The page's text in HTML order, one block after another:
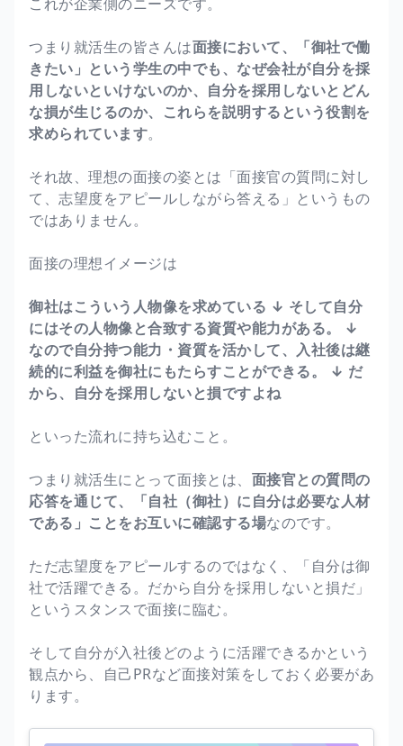
つまり就活生の皆さんは面接において、「御社で働
きたい」という学生の中でも、なぜ会社が自分を採
用しないといけないのか、自分を採用しないとどん
な損が生じるのか、これらを説明するという役割を
求められています。
それ故、理想の面接の姿とは「面接官の質問に対し
て、志望度をアピールしながら答える」というもの
ではありません。
面接の理想イメージは
御社はこういう人物像を求めている ↓ そして自分
にはその人物像と合致する資質や能力がある。
↓
なので自分持つ能力・資質を活かして、入社後は継
続的に利益を御社にもたらすことができる。
↓ だ
から、自分を採用しないと損ですよね
といった流れに持ち込むこと。
つまり就活生にとって面接とは、 面接官との質問の
応答を通じて、「自社（御社）に自分は必要な人材
である」ことをお互いに確認する場なのです。
ただ志望度をアピールするのではなく、「自分は御
社で活躍できる。だから自分を採用しないと損だ」
というスタンスで面接に臨む。
そして自分が入社後どのように活躍できるかという
観点から、自己PRなど面接対策をしておく必要があ
ります。